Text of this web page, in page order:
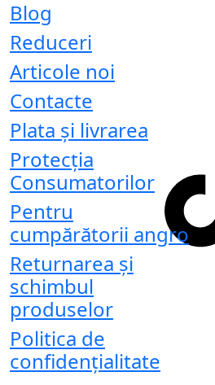
Blog
Reduceri
Articole noi
Contacte
Plata și livrarea
Protecţia
Consumatorilor
Pentru
cumpărătorii angro
Returnarea și
schimbul
produselor
Politica de
confidențialitate